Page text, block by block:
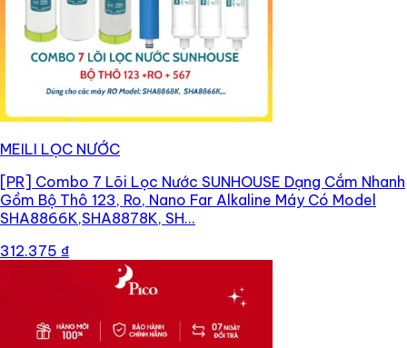
MEILI LỌC NƯỚC
[PR] Combo 7 Lõi Lọc Nước SUNHOUSE Dạng Cắm Nhanh
Gồm Bộ Thô 123, Ro, Nano Far Alkaline Máy Có Model
SHA8866K,SHA8878K, SH...
312.375 ₫